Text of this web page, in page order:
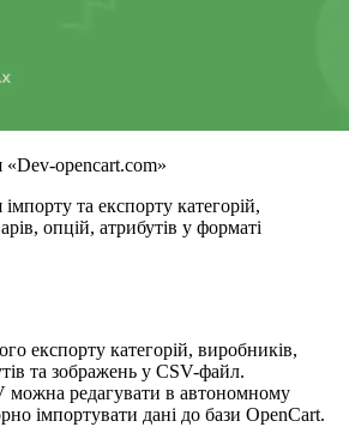
та експорту категорій,
опцій, атрибутів у форматі
експорту категорій, виробників,
та зображень у CSV-файл.
редагувати в автономному
імпортувати дані до бази OpenCart.